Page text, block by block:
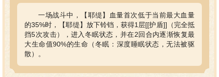
一场战斗中，【耶缇】血量首次低于当前最大血量
的35%时，【耶缇】放下铃铛，获得1层[[护盾]]（完全抵
挡5次攻击），进入冬眠状态，并在2回合内逐渐恢复最
大生命值90%的生命（冬眠：深度睡眠状态，无法被驱
散）。